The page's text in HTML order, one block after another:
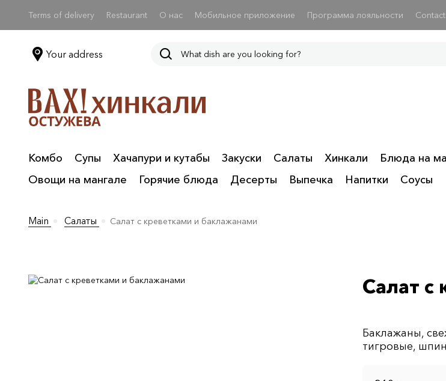
Terms of delivery Restaurant О нас Мобильное приложение Программа лояльности
Your address
Комбо Супы Хачапури и кутабы Закуски Салаты Хинкали Блюда на
Овощи на мангале
Горячие блюда Десерты Выпечка Напитки Соусы
Main Салаты Салат с креветками и баклажанами
Салат с
Баклажаны,